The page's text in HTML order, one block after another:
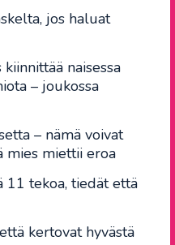
jos haluat
naisessa
– joukossa
– nämä voivat
mies miettii eroa
11 tekoa, tiedät että
kertovat hyvästä